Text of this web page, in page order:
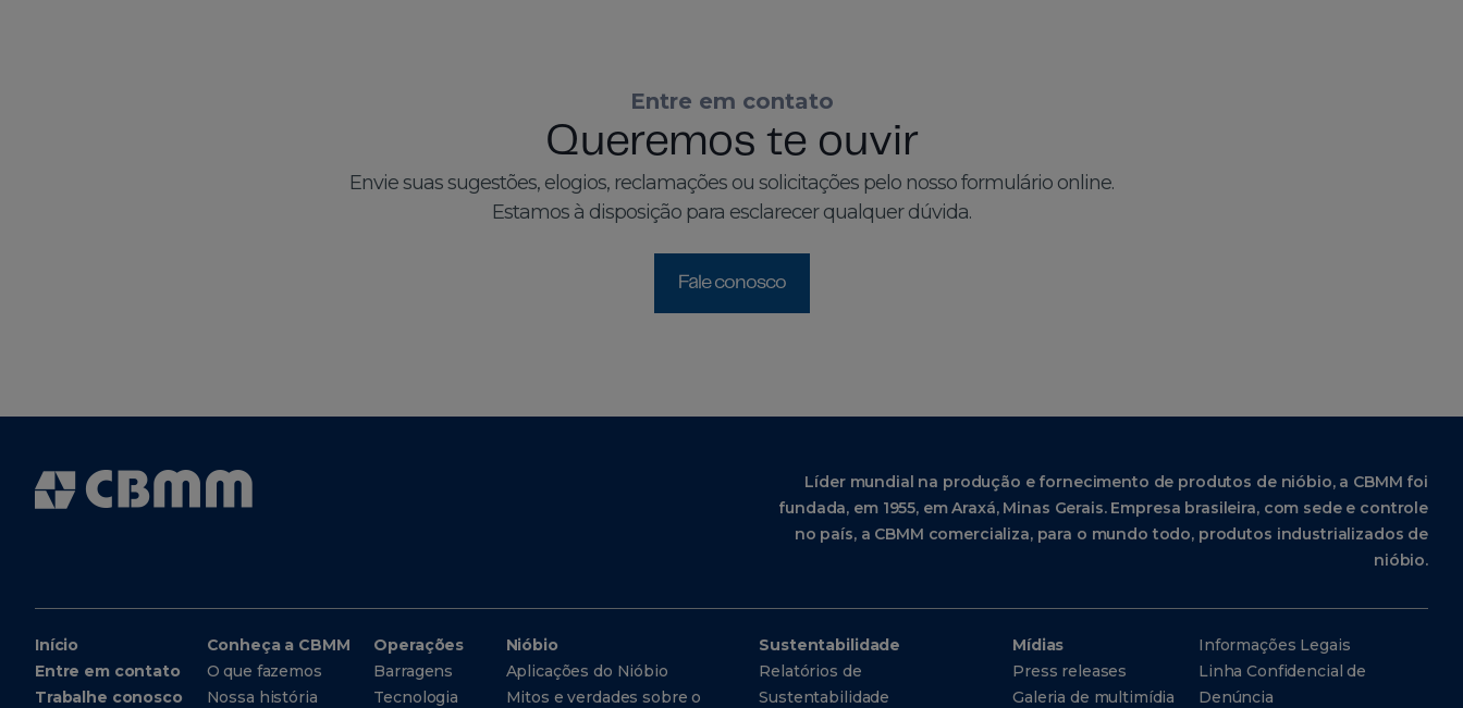
Entre em contato
Queremos te ouvir
Envie suas sugestões, elogios, reclamações ou solicitações pelo nosso formulário online.
Estamos à disposição para esclarecer qualquer dúvida.
Fale conosco
Líder mundial na produção e fornecimento de produtos de nióbio, a CBMM foi
fundada, em 1955, em Araxá, Minas Gerais. Empresa brasileira, com sede e controle
no país, a CBMM comercializa, para o mundo todo, produtos industrializados de
nióbio.
Início
Entre em contato
Trabalhe conosco
Conheça a CBMM
O que fazemos
Nossa história
Operações
Barragens
Tecnologia
Nióbio
Aplicações do Nióbio
Mitos e verdades sobre o
Sustentabilidade
Relatórios de
Sustentabilidade
Mídias
Press releases
Galeria de multimídia
Informações Legais
Linha Confidencial de
Denúncia